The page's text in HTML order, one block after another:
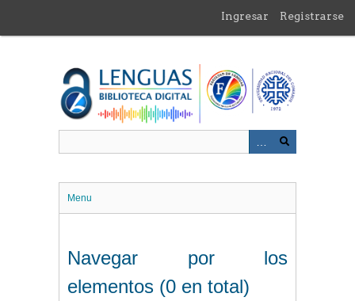
contenido
Ingresar Registrarse
Menu
Navegar por los
elementos (0 en total)